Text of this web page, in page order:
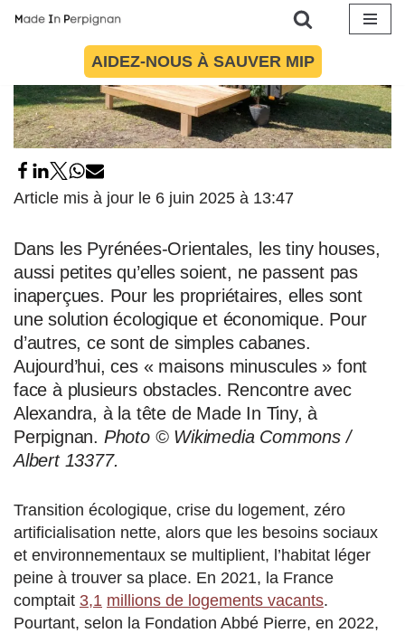
contenu
AIDEZ-NOUS À SAUVER MIP
Article mis à jour le 6 juin 2025 à 13:47
Dans les Pyrénées-Orientales, les tiny houses,
aussi petites qu’elles soient, ne passent pas
inaperçues. Pour les propriétaires, elles sont
une solution écologique et économique. Pour
d’autres, ce sont de simples cabanes.
Aujourd’hui, ces « maisons minuscules » font
face à plusieurs obstacles. Rencontre avec
Alexandra, à la tête de Made In Tiny, à
Perpignan. Photo © Wikimedia Commons /
Albert 13377.
Transition écologique, crise du logement, zéro
artificialisation nette, alors que les besoins sociaux
et environnementaux se multiplient, l’habitat léger
peine à trouver sa place. En 2021, la France
comptait 3,1 millions de logements vacants.
Pourtant, selon la Fondation Abbé Pierre, en 2022,